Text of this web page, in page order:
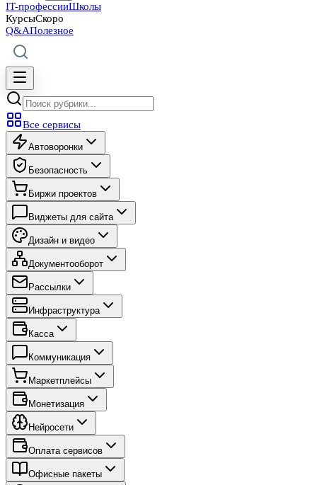
IT-профессииШколы
КурсыСкоро
Q&AПолезное
Все сервисы
Автоворонки
Безопасность
Биржи проектов
Виджеты для сайта
Дизайн и видео
Документооборот
Рассылки
Инфраструктура
Касса
Коммуникация
Маркетплейсы
Монетизация
Нейросети
Оплата сервисов
Офисные пакеты